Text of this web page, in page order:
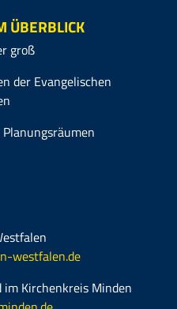
ÜBERBLICK
groß
der Evangelischen
westfalen.de
Kirchenkreis Minden